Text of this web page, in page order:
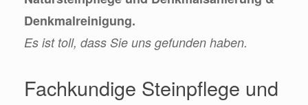
Denkmalreinigung.
Es ist toll, dass Sie uns gefunden haben.
Fachkundige Steinpflege und